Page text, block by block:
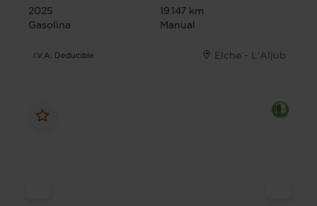
2025
19.147 km
Gasolina
Manual
I.V.A. Deducible Elche - L'Aljub